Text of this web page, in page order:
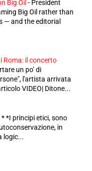
Big Oil - President
Big Oil rather than
— and the editorial
Roma: il concerto
un po’ di
l'artista arrivata
VIDEO| Ditone...
*I principi etici, sono
in
logic...